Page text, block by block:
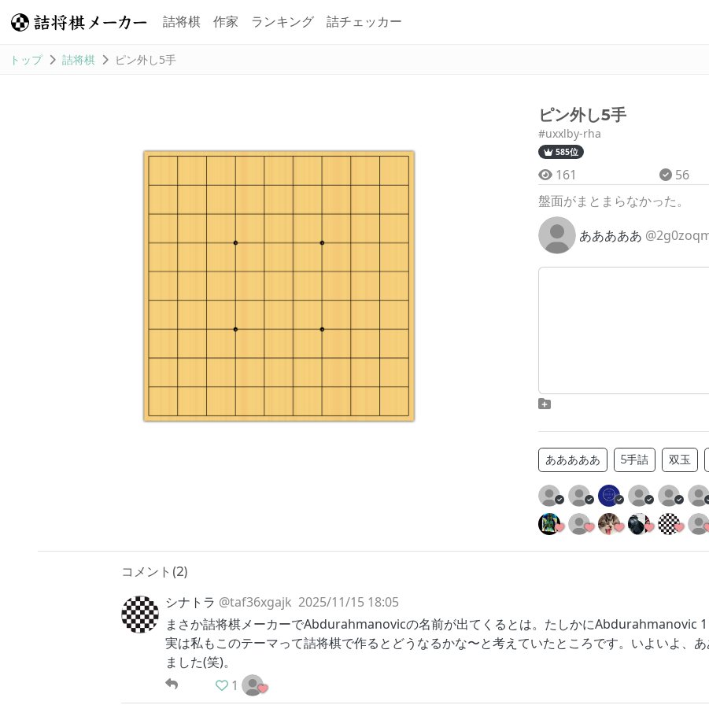
詰将棋 作家 ランキング 詰チェッカー
トップ 詰将棋 ピン外し5手
ピン外し5手
#uxxlby-rha
585位
161 56
盤面がまとまらなかった。
あああああ
あああああ 5手詰 双玉
コメント(2)
シナトラ @taf36xgajk 2025/11/15 18:05
まさか詰将棋メーカーでAbdurahmanovicの名前が出てくるとは。たしかにAbdurahmanovic
実は私もこのテーマって詰将棋で作るとどうなるかな〜と考えていたところです。いよいよ、
ました(笑)。
1